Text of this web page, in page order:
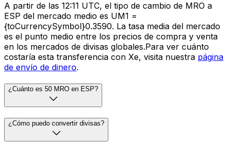
A partir de las 12:11 UTC, el tipo de cambio de MRO a
ESP del mercado medio es UM1 =
{toCurrencySymbol}0.3590. La tasa media del mercado
es el punto medio entre los precios de compra y venta
en los mercados de divisas globales.Para ver cuánto
costaría esta transferencia con Xe, visita nuestra página
de envío de dinero.
¿Cuánto es 50 MRO en ESP?
¿Cómo puedo convertir divisas?